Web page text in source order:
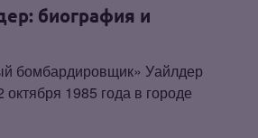
биография и
бомбардировщик» Уайлдер
октября 1985 года в городе